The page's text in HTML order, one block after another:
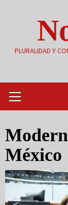
PLURALIDAD Y
primario
México